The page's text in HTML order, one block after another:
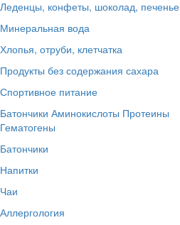
Леденцы, конфеты, шоколад, печенье
Минеральная вода
Хлопья, отруби, клетчатка
Продукты без содержания сахара
Спортивное питание
Батончики Аминокислоты Протеины
Гематогены
Батончики
Напитки
Чаи
Аллергология